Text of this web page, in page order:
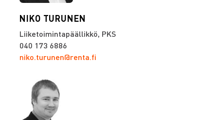
NIKO TURUNEN
Liiketoimintapäällikkö, PKS
040 173 6886
niko.turunen@renta.fi